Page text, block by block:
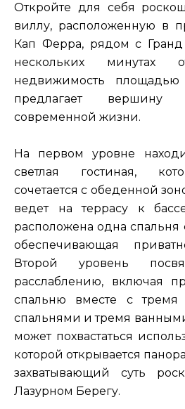
Откройте для себя
виллу, расположенную в
Кап Ферра, рядом с
нескольких минутах
недвижимость
предлагает вершину
современной жизни.
На первом уровне
светлая гостиная,
сочетается с обеденной
ведет на террасу к
расположена одна спальня
обеспечивающая
Второй уровень
расслаблению, включая
спальню вместе с тремя
спальнями и тремя
может похвастаться
которой открывается
захватывающий суть
Лазурном Берегу.